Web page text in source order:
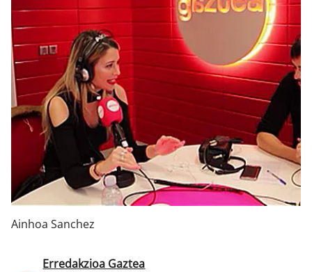
Klisk
Ainhoa Sanchez
Erredakzioa Gaztea